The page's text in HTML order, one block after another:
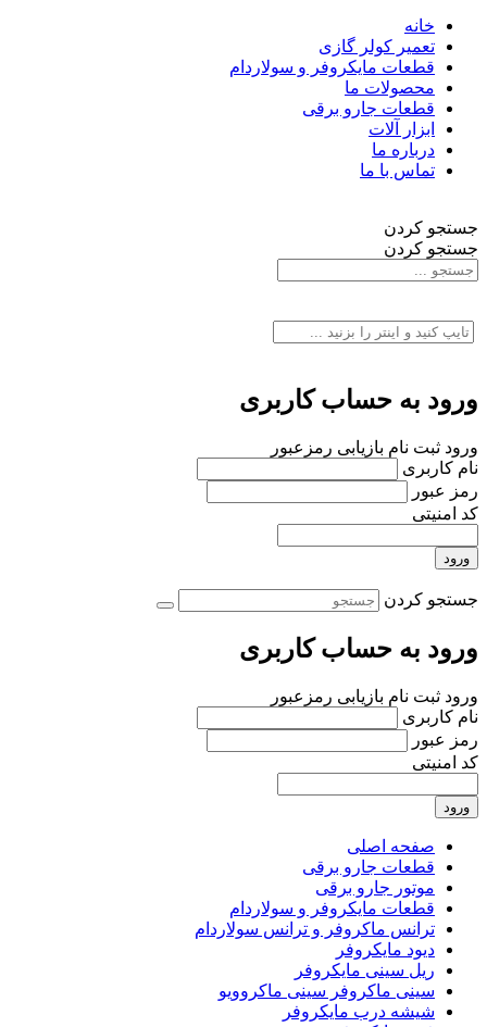
خانه
تعمیر کولر گازی
قطعات مایکروفر و سولاردام
محصولات ما
قطعات جارو برقی
ابزار آلات
درباره ما
تماس با ما
جستجو کردن
جستجو کردن
ورود به حساب کاربری
ورود ثبت نام بازیابی رمزعبور
نام کاربری
رمز عبور
کد امنیتی
ورود
جستجو کردن
ورود به حساب کاربری
ورود ثبت نام بازیابی رمزعبور
نام کاربری
رمز عبور
کد امنیتی
ورود
صفحه اصلی
قطعات جارو برقی
موتور جارو برقی
قطعات مایکروفر و سولاردام
ترانس ماکروفر و ترانس سولاردام
دیود مایکروفر
ریل سینی مایکروفر
سینی ماکروفر سینی ماکروویو
شیشه درب مایکروفر